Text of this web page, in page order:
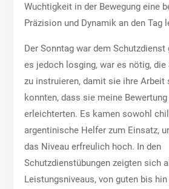
Wuchtigkeit in der Bewegung eine
Präzision und Dynamik an den Tag
Der Sonntag war dem
es jedoch losging, war es nötig,
zu instruieren, damit sie ihre Arbeit
konnten, dass sie meine
erleichterten. Es kamen sowohl
argentinische Helfer zum Einsatz,
das Niveau erfreulich hoch. In den
Schutzdienstübungen zeigten sich
Leistungsniveaus, von guten bis